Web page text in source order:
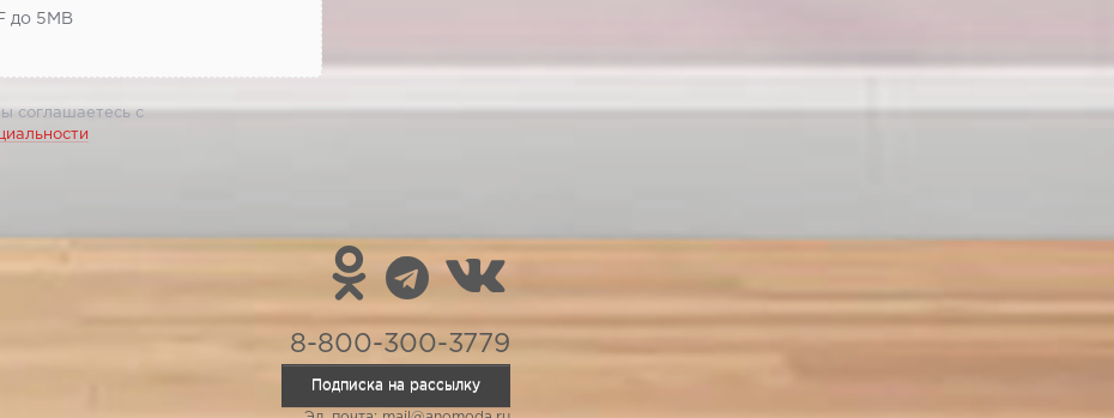
до 5МВ
соглашаетесь с
8-800-300-3779
Подписка на рассылку